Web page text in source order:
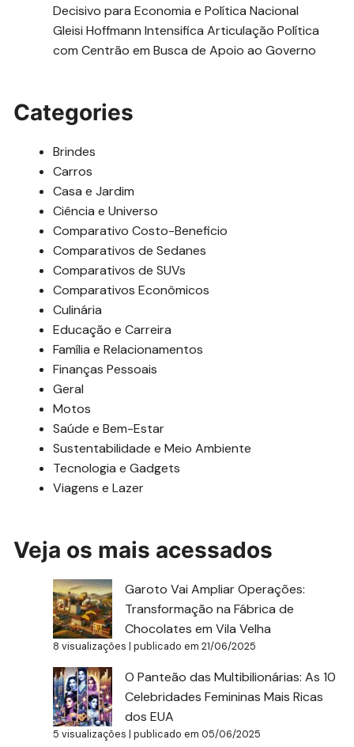
Decisivo para Economia e Política Nacional
Gleisi Hoffmann Intensifica Articulação Política
com Centrão em Busca de Apoio ao Governo
Categories
Brindes
Carros
Casa e Jardim
Ciência e Universo
Comparativo Costo-Beneficio
Comparativos de Sedanes
Comparativos de SUVs
Comparativos Econômicos
Culinária
Educação e Carreira
Família e Relacionamentos
Finanças Pessoais
Geral
Motos
Saúde e Bem-Estar
Sustentabilidade e Meio Ambiente
Tecnologia e Gadgets
Viagens e Lazer
Veja os mais acessados
Garoto Vai Ampliar Operações:
Transformação na Fábrica de
Chocolates em Vila Velha
8 visualizações |publicado em 21/06/2025
O Panteão das Multibilionárias: As 10
Celebridades Femininas Mais Ricas
dos EUA
5 visualizações |publicado em 05/06/2025